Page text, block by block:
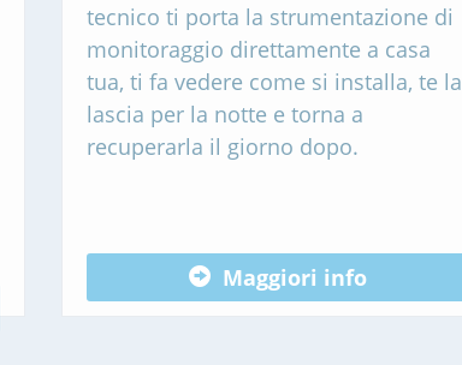
tecnico ti porta la strumentazione di
monitoraggio direttamente a casa
tua, ti fa vedere come si installa, te la
lascia per la notte e torna a
recuperarla il giorno dopo.
Maggiori info